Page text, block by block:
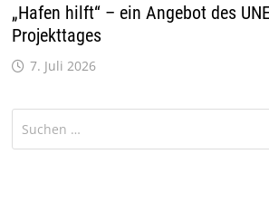
„Hafen hilft“ – ein Angebot des
Projekttages
7. Juli 2026